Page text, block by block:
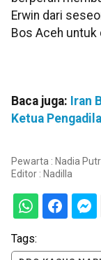
Erwin dari
Bos Aceh untuk
Baca juga: Iran
Ketua
Pewarta : Nadia
Editor : Nadilla
Tags: